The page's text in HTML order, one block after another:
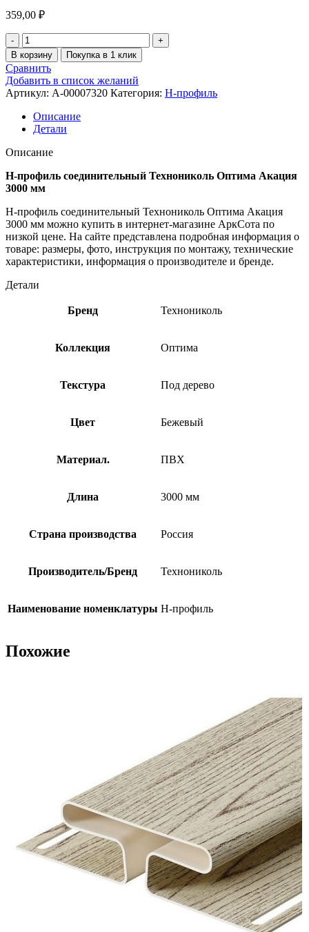
359,00 ₽
В корзину Покупка в 1 клик
Сравнить
Добавить в список желаний
Артикул: A-00007320 Категория: H-профиль
Описание
Детали
Описание
H-профиль соединительный Технониколь Оптима Акация
3000 мм
H-профиль соединительный Технониколь Оптима Акация
3000 мм можно купить в интернет-магазине АркСота по
низкой цене. На сайте представлена подробная информация о
товаре: размеры, фото, инструкция по монтажу, технические
характеристики, информация о производителе и бренде.
Детали
Бренд Технониколь
Коллекция Оптима
Текстура Под дерево
Цвет Бежевый
Материал. ПВХ
Длина 3000 мм
Страна производства Россия
Производитель/Бренд Технониколь
Наименование номенклатуры H-профиль
Похожие